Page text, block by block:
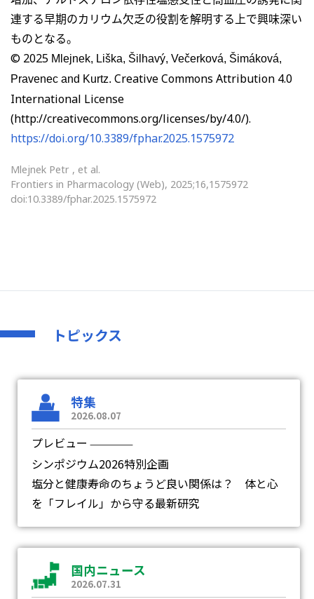
連する早期のカリウム欠乏の役割を解明する上で興味深い
ものとなる。
© 2025 Mlejnek, Liška, Šilhavý, Večerková, Šimáková,
Pravenec and Kurtz. Creative Commons Attribution 4.0
International License
(http://creativecommons.org/licenses/by/4.0/).
https://doi.org/10.3389/fphar.2025.1575972
Mlejnek Petr , et al.
Frontiers in Pharmacology (Web), 2025;16,1575972
doi:10.3389/fphar.2025.1575972
トピックス
特集
2026.08.07
プレビュー ―
シンポジウム2026特別企画
塩分と健康寿命のちょうど良い関係は？ 体と心
を「フレイル」から守る最新研究
国内ニュース
2026.07.31